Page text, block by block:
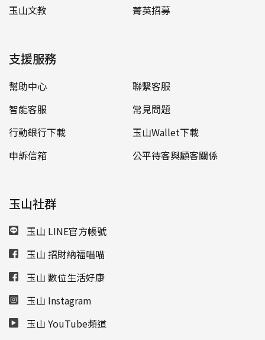
玉山文教
菁英招募
支援服務
幫助中心
聯繫客服
智能客服
常見問題
行動銀行下載
玉山Wallet下載
申訴信箱
公平待客與顧客關係
玉山社群
玉山 LINE官方帳號
玉山 招財納福喵喵
玉山 數位生活好康
玉山 Instagram
玉山 YouTube頻道